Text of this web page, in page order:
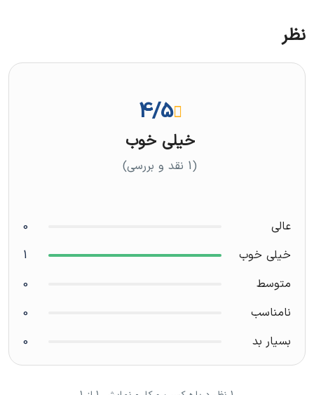
نظر
4/5
خیلی خوب
(1 نقد و بررسی)
عالی
0
خیلی خوب
1
متوسط
0
نامناسب
0
بسیار بد
0